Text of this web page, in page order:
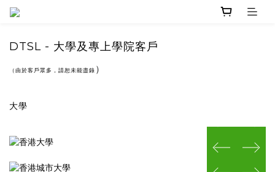
DTSL - 大學及專上學院客戶
（由於客戶眾多，請恕未能盡錄 ）
大學
prev
next
prev
next